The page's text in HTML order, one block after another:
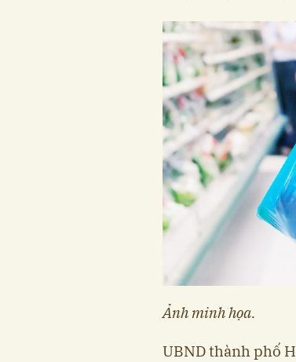
Ảnh minh họa.
UBND thành phố